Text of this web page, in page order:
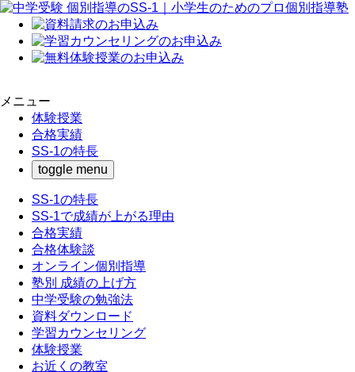
メニュー
体験授業
合格実績
SS-1の特長
toggle menu
SS-1の特長
SS-1で成績が上がる理由
合格実績
合格体験談
オンライン個別指導
塾別 成績の上げ方
中学受験の勉強法
資料ダウンロード
学習カウンセリング
体験授業
お近くの教室